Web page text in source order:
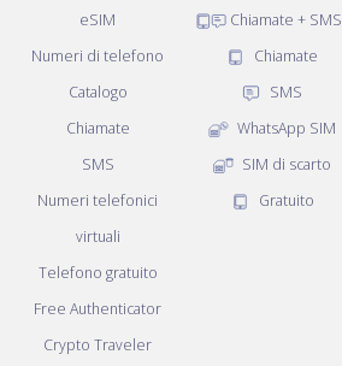
eSIM
Numeri di telefono
Catalogo
Chiamate
SMS
Numeri telefonici
virtuali
Telefono gratuito
Free Authenticator
Crypto Traveler
Chiamate + SMS
Chiamate
SMS
WhatsApp SIM
SIM di scarto
Gratuito